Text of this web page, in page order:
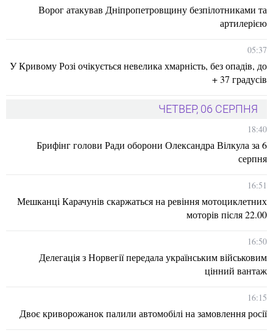
Ворог атакував Дніпропетровщину безпілотниками та
артилерією
05:37
У Кривому Розі очікується невелика хмарність, без опадів, до
+ 37 градусів
ЧЕТВЕР, 06 СЕРПНЯ
18:40
Брифінг голови Ради оборони Олександра Вілкула за 6
серпня
16:51
Мешканці Карачунів скаржаться на ревіння мотоциклетних
моторів після 22.00
16:50
Делегація з Норвегії передала українським військовим
цінний вантаж
16:15
Двоє криворожанок палили автомобілі на замовлення росії